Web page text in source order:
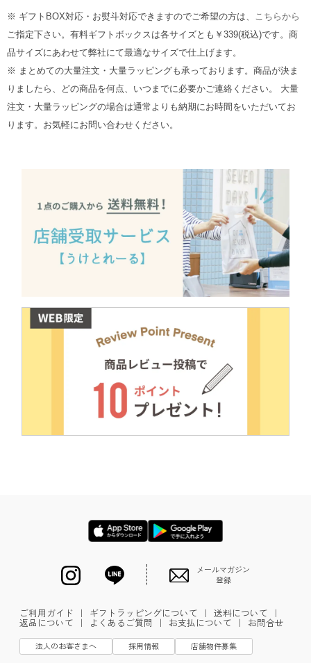
※ ギフトBOX対応・お熨斗対応できますのでご希望の方は、
こちらから
ご指定下さい。有料ギフトボックスは各サイズとも￥339(税込)です。商
品サイズにあわせて弊社にて最適なサイズで仕上げます。
※ まとめての大量注文・大量ラッピングも承っております。商品が決ま
りましたら、どの商品を何点、いつまでに必要かご連絡ください。 大量
注文・大量ラッピングの場合は通常よりも納期にお時間をいただいてお
ります。お気軽にお問い合わせください。
メールマガジン
登録
ご利用ガイド ｜ ギフトラッピングについて ｜ 送料について ｜
返品について ｜ よくあるご質問 ｜ お支払について ｜ お問合せ
法人のお客さまへ 採用情報 店舗物件募集